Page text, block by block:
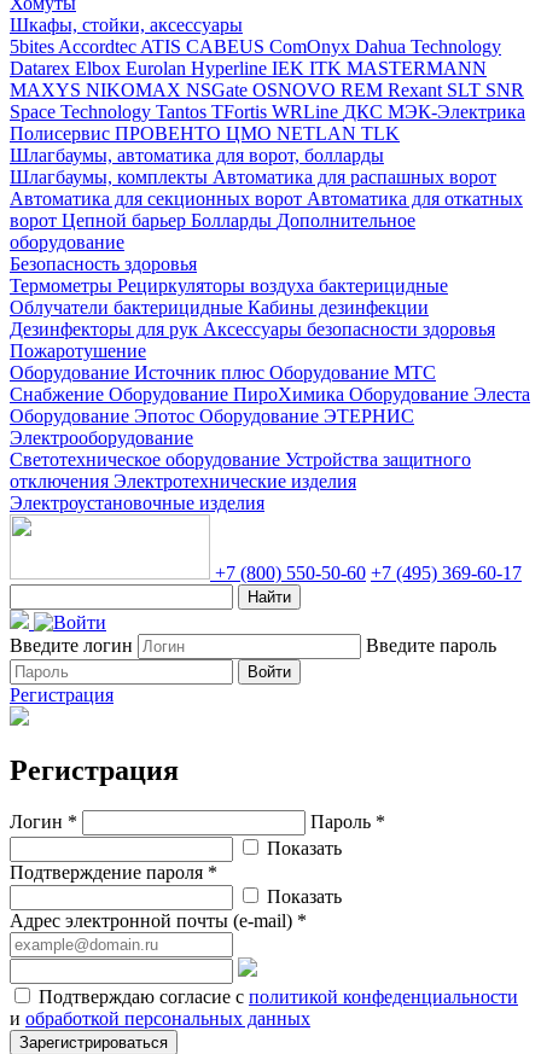
Шкафы, стойки, аксессуары
5bites Accordtec ATIS CABEUS ComOnyx Dahua Technology
Datarex Elbox Eurolan Hyperline IEK ITK MASTERMANN
MAXYS NIKOMAX NSGate OSNOVO REM Rexant SLT SNR
Space Technology Tantos TFortis WRLine ДКС МЭК-Электрика
Полисервис ПРОВЕНТО ЦМО NETLAN TLK
Шлагбаумы, автоматика для ворот, болларды
Шлагбаумы, комплекты Автоматика для распашных ворот
Автоматика для секционных ворот Автоматика для откатных
ворот Цепной барьер Болларды Дополнительное
оборудование
Безопасность здоровья
Термометры Рециркуляторы воздуха бактерицидные
Облучатели бактерицидные Кабины дезинфекции
Дезинфекторы для рук Аксессуары безопасности здоровья
Пожаротушение
Оборудование Источник плюс Оборудование МТС
Снабжение Оборудование ПироХимика Оборудование Элеста
Оборудование Эпотос Оборудование ЭТЕРНИС
Электрооборудование
Светотехническое оборудование Устройства защитного
отключения Электротехнические изделия
Электроустановочные изделия
+7 (800) 550-50-60 +7 (495) 369-60-17
Найти
Введите логин Введите пароль
Войти
Регистрация
Регистрация
Логин *
Пароль *
Показать
Подтверждение пароля *
Показать
Адрес электронной почты (e-mail) *
Подтверждаю согласие с политикой конфеденциальности
и обработкой персональных данных
Зарегистрироваться